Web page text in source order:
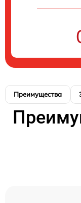
Преимущества